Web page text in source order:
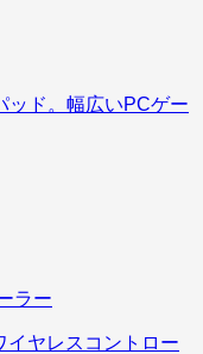
ッド。幅広いPCゲー
ラー
イヤレスコントロー